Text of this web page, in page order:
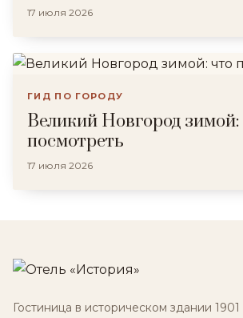
17 июля 2026
ГИД ПО ГОРОДУ
Великий Новгород зимой:
посмотреть
17 июля 2026
Гостиница в историческом здании 1901